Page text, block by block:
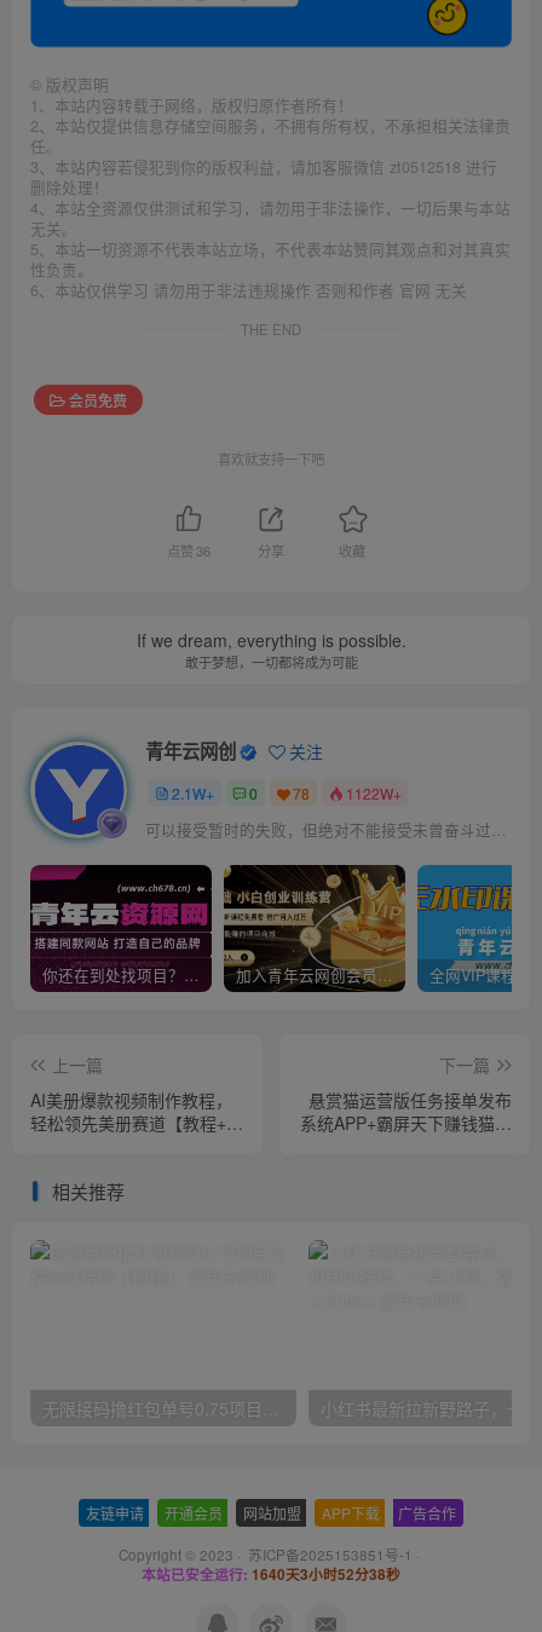
© 版权声明
1、本站内容转载于网络，版权归原作者所有！
2、本站仅提供信息存储空间服务，不拥有所有权，不承担相关法律责
任。
3、本站内容若侵犯到你的版权利益，请加客服微信 zt0512518 进行
删除处理！
4、本站全资源仅供测试和学习，请勿用于非法操作，一切后果与本站
无关。
5、本站一切资源不代表本站立场，不代表本站赞同其观点和对其真实
性负责。
6、本站仅供学习 请勿用于非法违规操作 否则和作者 官网 无关
THE END
会员免费
喜欢就支持一下吧
点赞36 分享 收藏
If we dream, everything is possible.
敢于梦想，一切都将成为可能
青年云网创 关注
2.1W+ 0 78 1122W+
可以接受暂时的失败，但绝对不能接受未曾奋斗过的自己
你还在到处找项目？还在当韭菜？我靠卖项目一个月收入5万+，曾经我也是个失败者。 加入青年云网创会员，全站资源免费学习。加入高级合伙人，推广日入1000+
上一篇
AI美册爆款视频制作教程，
轻松领先美册赛道【教程+素
下一篇
悬赏猫运营版任务接单发布
系统APP+霸屏天下赚钱猫任
相关推荐
无限接码撸红包单号0.75项目无偿分享给你【揭秘】
友链申请 开通会员 网站加盟 APP下载 广告合作
Copyright © 2023 · 苏ICP备2025153851号-1 ·
本站已安全运行: 1640天3小时52分39秒